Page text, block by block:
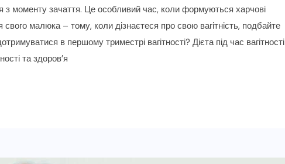
моменту зачаття. Це особливий час, коли формуються харчові
малюка – тому, коли дізнаєтеся про свою вагітність, подбайте
в першому триместрі вагітності? Дієта під час вагітності
та здоров’я